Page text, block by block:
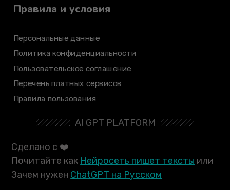
Правила и условия
Персональные данные
Политика конфиденциальности
Пользовательское соглашение
Перечень платных сервисов
Правила пользования
AI GPT PLATFORM
Сделано с ❤️
Почитайте как Нейросеть пишет тексты или
Зачем нужен ChatGPT на Русском